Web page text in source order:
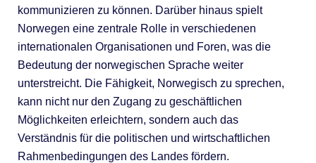
kommunizieren zu können. Darüber hinaus spielt
Norwegen eine zentrale Rolle in verschiedenen
internationalen Organisationen und Foren, was die
Bedeutung der norwegischen Sprache weiter
unterstreicht. Die Fähigkeit, Norwegisch zu sprechen,
kann nicht nur den Zugang zu geschäftlichen
Möglichkeiten erleichtern, sondern auch das
Verständnis für die politischen und wirtschaftlichen
Rahmenbedingungen des Landes fördern.